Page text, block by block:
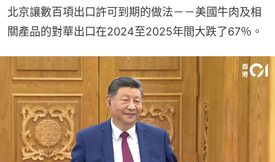
北京讓數百項出口許可到期的做法－－美國牛肉及相
關產品的對華出口在2024至2025年間大跌了67％。